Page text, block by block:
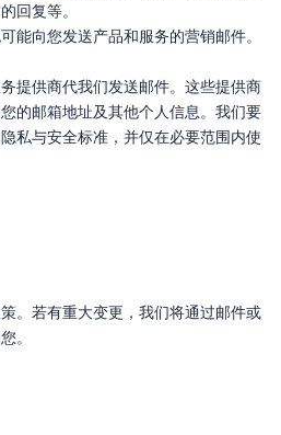
回复等。
能向您发送产品和服务的营销邮件。
提供商代我们发送邮件。这些提供商
的邮箱地址及其他个人信息。我们要
私与安全标准，并仅在必要范围内使
。若有重大变更，我们将通过邮件或
。